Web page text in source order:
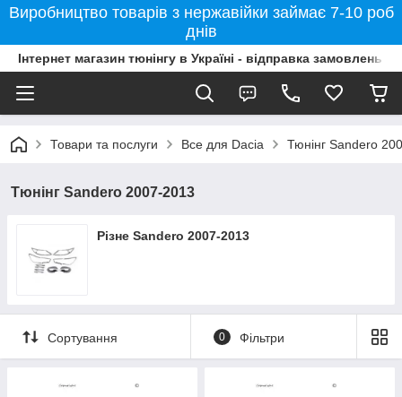
Виробництво товарів з нержавійки займає 7-10 роб
днів
Інтернет магазин тюнінгу в Україні - відправка замовлень
Товари та послуги Все для Dacia Тюнінг Sandero
Тюнінг Sandero 2007-2013
Різне Sandero 2007-2013
Сортування 0 Фільтри